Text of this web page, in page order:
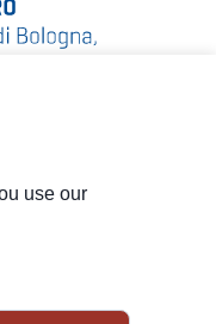
use our